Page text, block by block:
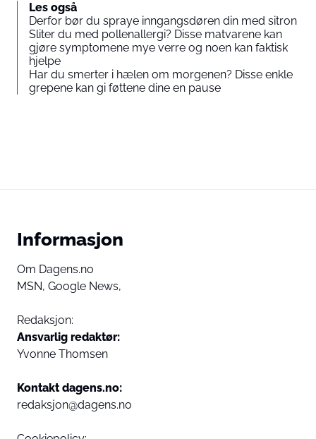
Les også
Derfor bør du spraye inngangsdøren din med sitron
Sliter du med pollenallergi? Disse matvarene kan
gjøre symptomene mye verre og noen kan faktisk
hjelpe
Har du smerter i hælen om morgenen? Disse enkle
grepene kan gi føttene dine en pause
Informasjon
Om Dagens.no
MSN, Google News,
Redaksjon:
Ansvarlig redaktør:
Yvonne Thomsen
Kontakt dagens.no:
redaksjon@dagens.no